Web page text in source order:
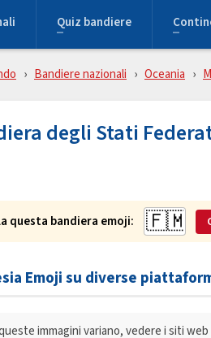
Quiz bandiere
Bandiere nazionali Oceania
degli Stati
questa bandiera emoji:
Emoji su diverse
immagini variano, vedere i siti